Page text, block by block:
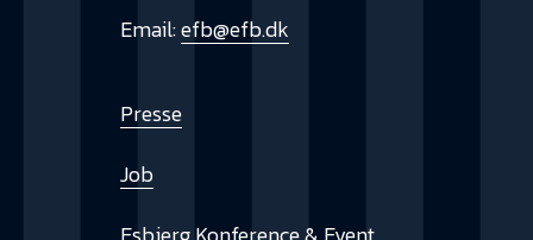
Email:efb@efb.dk
Presse
Job